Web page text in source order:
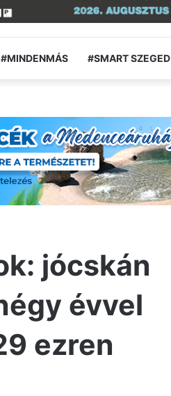
#MINDENMÁS #SMART SZEGED
jócskán
évvel
ezren